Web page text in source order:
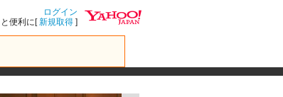
ログイン
と便利に[新規取得 ]